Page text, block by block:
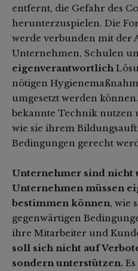
entfernt, die Gefahr des
herunterzuspielen. Die
werde verbunden mit der
Unternehmen, Schulen
eigenverantwortlich
nötigen
umgesetzt werden
bekannte Technik nutzen
wie sie ihrem
Bedingungen gerecht
Unternehmer sind nicht
Unternehmen müssen
bestimmen können, wie
gegenwärtigen
ihre Mitarbeiter und
soll sich nicht auf
sondern unterstützen.